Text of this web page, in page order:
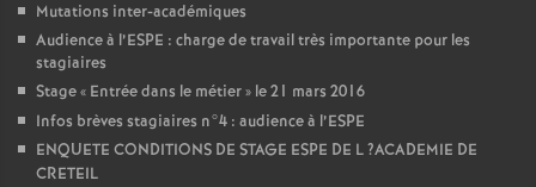
Mutations inter-académiques
Audience à l’ESPE : charge de travail très importante pour les
stagiaires
Stage « Entrée dans le métier» le 21 mars 2016
Infos brèves stagiaires n°4 : audience à l’ESPE
ENQUETE CONDITIONS DE STAGE ESPE DE L?ACADEMIE DE
CRETEIL